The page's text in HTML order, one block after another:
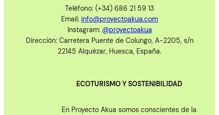
Teléfono: (+34) 686 21 59 13
Email: info@proyectoakua.com
Instagram: @proyectoakua
Dirección: Carretera Puente de Colungo, A-2205, s/n
22145 Alquézar, Huesca, España.
ECOTURISMO Y SOSTENIBILIDAD
En Proyecto Akua somos conscientes de la